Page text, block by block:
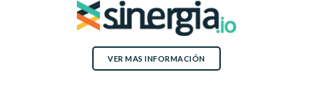
VER MAS INFORMACIÓN